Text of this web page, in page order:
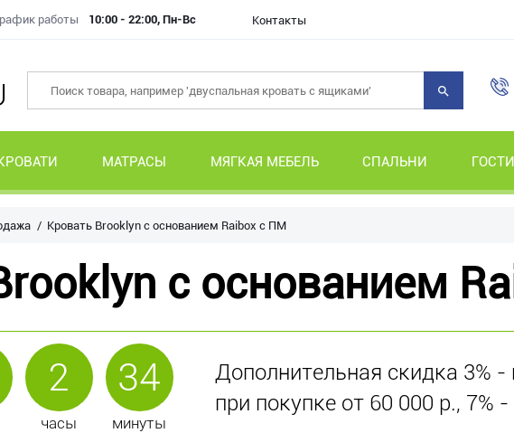
работы 10:00 - 22:00, Пн-Вс Контакты
МАТРАСЫ МЯГКАЯ МЕБЕЛЬ СПАЛЬНИ
Кровать Brooklyn с основанием Raibox с ПМ
с основанием
2
часы
34
минуты
Дополнительная скидка 3% -
при покупке от 60 000 р., 7%